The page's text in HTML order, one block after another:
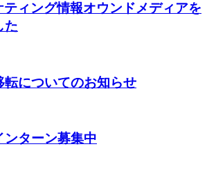
ティング情報オウンドメディアを
た
転についてのお知らせ
ンターン募集中